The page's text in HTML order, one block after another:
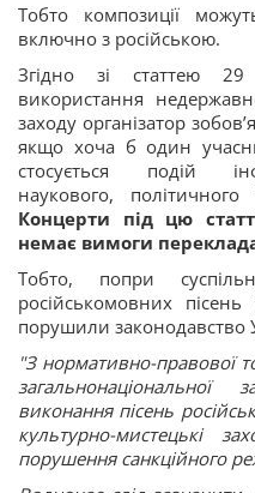
Тобто композиції
включно з російською.
Згідно зі статтею
використання
заходу організатор
якщо хоча б один
стосується подій
наукового,
Концерти під цю
немає вимоги
Тобто, попри
російськомовних
порушили законодавство
"З нормативно-правової
виконання пісень
культурно-мистецькі
порушення санкційного